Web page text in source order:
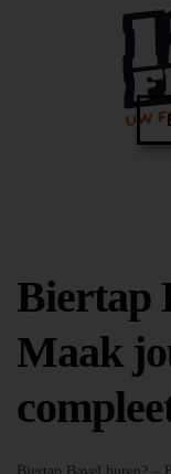
Biertap
Maak